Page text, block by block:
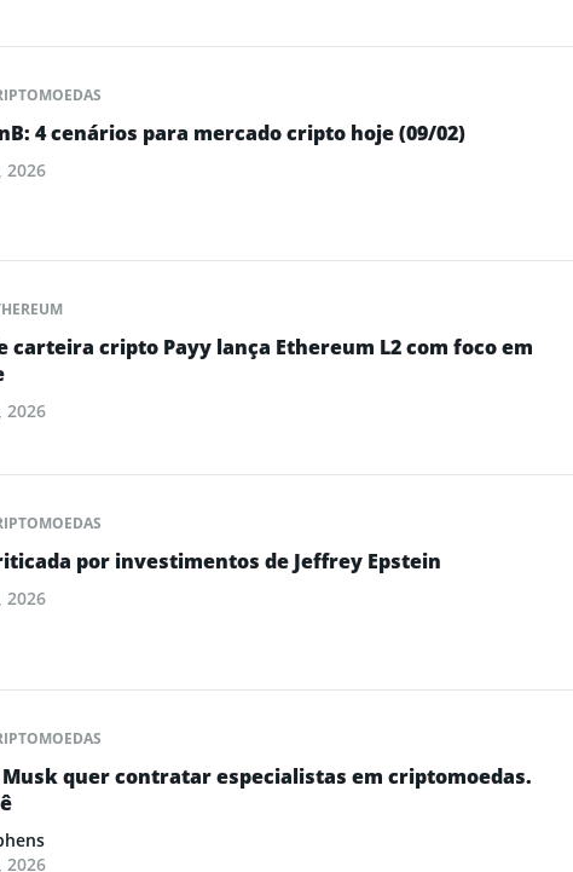
4 cenários para mercado cripto hoje (09/02)
2026
carteira cripto Payy lança Ethereum L2 com foco em
2026
por investimentos de Jeffrey Epstein
2026
Musk quer contratar especialistas em criptomoedas.
2026